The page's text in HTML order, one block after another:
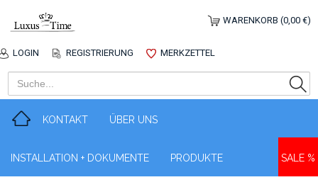
LOGIN REGISTRIERUNG MERKZETTEL
WARENKORB (0,00 €)
KONTAKT ÜBER UNS
INSTALLATION + DOKUMENTE PRODUKTE SALE %